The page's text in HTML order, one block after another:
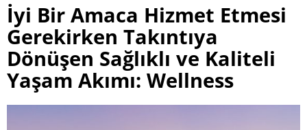
İyi Bir Amaca Hizmet Etmesi
Gerekirken Takıntıya
Dönüşen Sağlıklı ve Kaliteli
Yaşam Akımı: Wellness